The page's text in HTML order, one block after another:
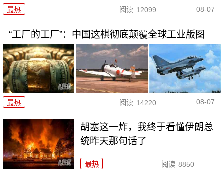
最热 阅读 12099 08-07
“工厂的工厂”：中国这棋彻底颠覆全球工业版图
最热 阅读 14220 08-07
胡塞这一炸，我终于看懂伊朗总
统昨天那句话了
最热 阅读 8850